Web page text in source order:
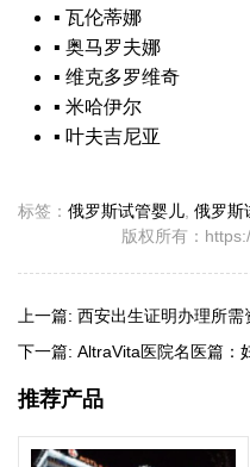
▪ 瓦伦蒂娜
▪ 奥马罗夫娜
▪ 维克多罗维奇
▪ 米哈伊尔
▪ 叶夫吉尼亚
标签： 俄罗斯试管婴儿, 俄罗斯
版权所有：
上一篇: 西安出生证明办理所
下一篇: AltraVita医院名医篇：
推荐产品